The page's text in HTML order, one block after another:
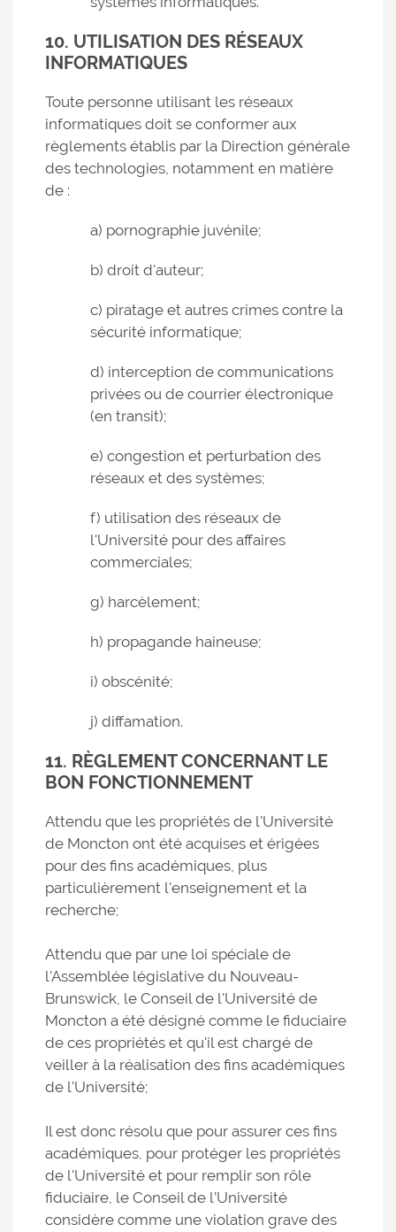
10. UTILISATION DES RÉSEAUX
INFORMATIQUES
Toute personne utilisant les réseaux
informatiques doit se conformer aux
règlements établis par la Direction générale
des technologies, notamment en matière
de :
a) pornographie juvénile;
b) droit d'auteur;
c) piratage et autres crimes contre la
sécurité informatique;
d) interception de communications
privées ou de courrier électronique
(en transit);
e) congestion et perturbation des
réseaux et des systèmes;
f) utilisation des réseaux de
l'Université pour des affaires
commerciales;
g) harcèlement;
h) propagande haineuse;
i) obscénité;
j) diffamation.
11. RÈGLEMENT CONCERNANT LE
BON FONCTIONNEMENT
Attendu que les propriétés de l'Université
de Moncton ont été acquises et érigées
pour des fins académiques, plus
particulièrement l'enseignement et la
recherche;
Attendu que par une loi spéciale de
l'Assemblée législative du Nouveau-
Brunswick, le Conseil de l'Université de
Moncton a été désigné comme le fiduciaire
de ces propriétés et qu'il est chargé de
veiller à la réalisation des fins académiques
de l'Université;
Il est donc résolu que pour assurer ces fins
académiques, pour protéger les propriétés
de l'Université et pour remplir son rôle
fiduciaire, le Conseil de l’Université
considère comme une violation grave des